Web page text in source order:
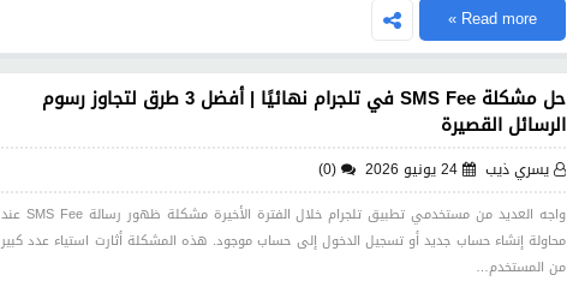
Read more »
حل مشكلة SMS Fee في تلجرام نهائيًا | أفضل 3 طرق لتجاوز رسوم
الرسائل القصيرة
يسري ذيب 24 يونيو 2026 (0)
واجه العديد من مستخدمي تطبيق تلجرام خلال الفترة الأخيرة مشكلة ظهور رسالة SMS Fee عند
محاولة إنشاء حساب جديد أو تسجيل الدخول إلى حساب موجود. هذه المشكلة أثارت استياء عدد كبير
من المستخدم…